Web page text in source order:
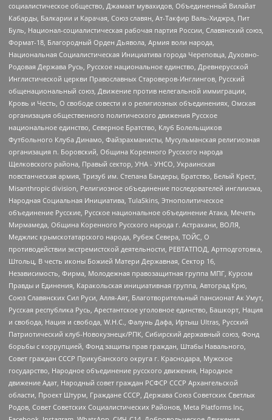
социалистическое общество, Джамаат мувахидов, Объединенный Вилайат
Кабарды, Балкарии и Карачая, Союз славян, Ат-Такфир Валь-Хиджра, Пит
Буль, Национал-социалистическая рабочая партия России, Славянский союз,
Формат-18, Благородный Орден Дьявола, Армия воли народа,
Национальная Социалистическая Инициатива города Череповца, Духовно-
Родовая Держава Русь, Русское национальное единство, Древнерусской
Инглистической церкви Православных Староверов-Инглингов, Русский
общенациональный союз, Движение против нелегальной иммиграции,
Кровь и Честь, О свободе совести и о религиозных объединениях, Омская
организация общественного политического движения Русское
национальное единство, Северное Братство, Клуб Болельщиков
Футбольного Клуба Динамо, Файзрахманисты, Мусульманская религиозная
организация п. Боровский, Община Коренного Русского народа
Щелковского района, Правый сектор, УНА - УНСО, Украинская
повстанческая армия, Тризуб им. Степана Бандеры, Братство, Белый Крест,
Misanthropic division, Религиозное объединение последователей инглиизма,
Народная Социальная Инициатива, TulaSkins, Этнополитическое
объединение Русские, Русское национальное объединение Атака, Мечеть
Мирмамеда, Община Коренного Русского народа г. Астрахани, ВОЛЯ,
Меджлис крымскотатарского народа, Рубеж Севера, ТОЙС, О
противодействии экстремистской деятельности, РЕВТАТПОД, Артподготовка,
Штольц, В честь иконы Божией Матери Державная, Сектор 16,
Независимость, Фирма, Молодежная правозащитная группа МПГ, Курсом
Правды и Единения, Каракольская инициативная группа, Автоград Крю,
Союз Славянских Сил Руси, Алля-Аят, Благотворительный пансионат Ак Умут,
Русская республика Русь, Арестантское уголовное единство, Башкорт, Нация
и свобода, Нация и свобода, W.H.С., Фалунь Дафа, Иртыш Ultras, Русский
Патриотический клуб-Новокузнецк/РПК, Сибирский державный союз, Фонд
борьбы с коррупцией, Фонд защиты прав граждан, Штабы Навального,
Совет граждан СССР Прикубанского округа г. Краснодара, Мужское
государство, Народное объединение русского движения, Народное
движение Адат, Народный совет граждан РСФСР СССР Архангельской
области, Проект Штурм, Граждане СССР, Держава Союз Советских Светлых
Родов, Совет Советских Социалистических Районов, Meta Platforms Inc,